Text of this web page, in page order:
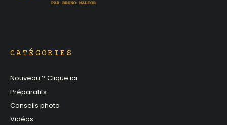
CATÉGORIES
Nouveau ? Clique ici
Préparatifs
Conseils photo
Vidéos